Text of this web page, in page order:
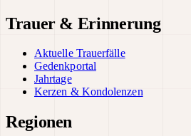
Trauer & Erinnerung
Aktuelle Trauerfälle
Gedenkportal
Jahrtage
Kerzen & Kondolenzen
Regionen